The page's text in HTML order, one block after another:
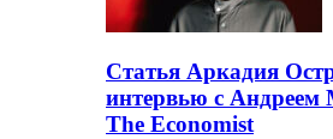
Статья Аркадия
интервью с Андреем
The Economist